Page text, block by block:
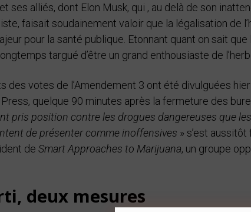
ses alliés, dont Elon Musk, qui , au delà de son
faisait soudainement valoir que la légalisation de
pour la santé publique. Etonnant quant on sait
targué d’être un grand enthousiaste de
des votes de l’Amendement 3 ont été divulguées
quelque 90 minutes après la fermeture des
pris position contre les drogues dangereuses que
de présenter comme inoffensives » s’est
de Smart Approaches to Marijuana, un groupe
deux mesures